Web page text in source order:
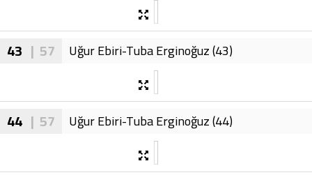
43 | 57 Uğur Ebiri-Tuba Erginoğuz (43)
44 | 57 Uğur Ebiri-Tuba Erginoğuz (44)